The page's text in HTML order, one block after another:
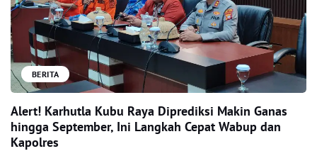
BERITA
Alert! Karhutla Kubu Raya Diprediksi Makin Ganas
hingga September, Ini Langkah Cepat Wabup dan
Kapolres